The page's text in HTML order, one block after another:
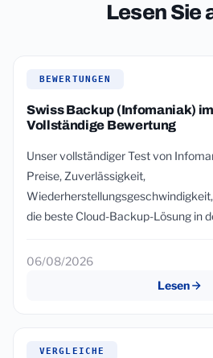
Lesen Sie
BEWERTUNGEN
Swiss Backup (Infomaniak)
Vollständige Bewertung
Unser vollständiger Test von
Preise, Zuverlässigkeit,
die beste Cloud-Backup-Lösung in
06/08/2026
Lesen
VERGLEICHE